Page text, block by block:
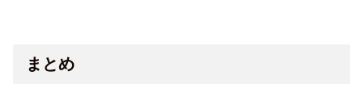
まとめ